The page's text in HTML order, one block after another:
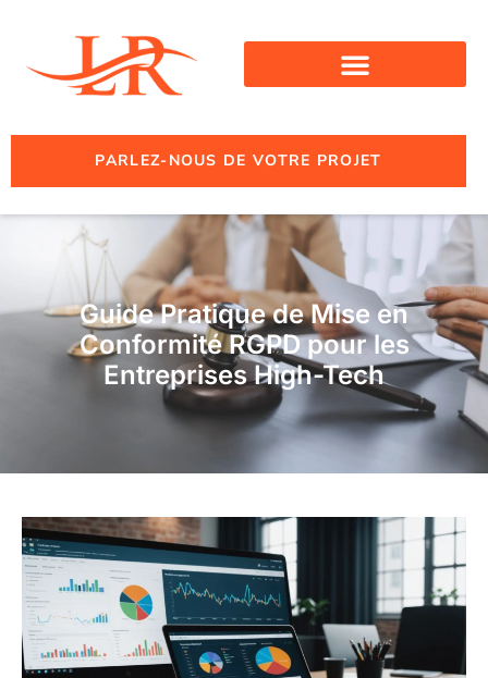
PARLEZ-NOUS DE VOTRE PROJET
Guide Pratique de Mise en
Conformité RGPD pour les
Entreprises High-Tech